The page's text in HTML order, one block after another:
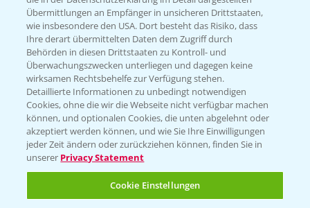
Hilfe in Notfällen
T.+49 (0)214/30-20220
Folgen Sie uns
Übermittlungen an Empfänger in unsicheren Drittstaaten,
wie insbesondere den USA. Dort besteht das Risiko, dass
Ihre derart übermittelten Daten dem Zugriff durch
Behörden in diesen Drittstaaten zu Kontroll- und
Überwachungszwecken unterliegen und dagegen keine
wirksamen Rechtsbehelfe zur Verfügung stehen.
Detaillierte Informationen zu unbedingt notwendigen
Cookies, ohne die wir die Webseite nicht verfügbar machen
können, und optionalen Cookies, die unten abgelehnt oder
akzeptiert werden können, und wie Sie Ihre Einwilligungen
jeder Zeit ändern oder zurückziehen können, finden Sie in
unserer Privacy Statement
Cookie Einstellungen